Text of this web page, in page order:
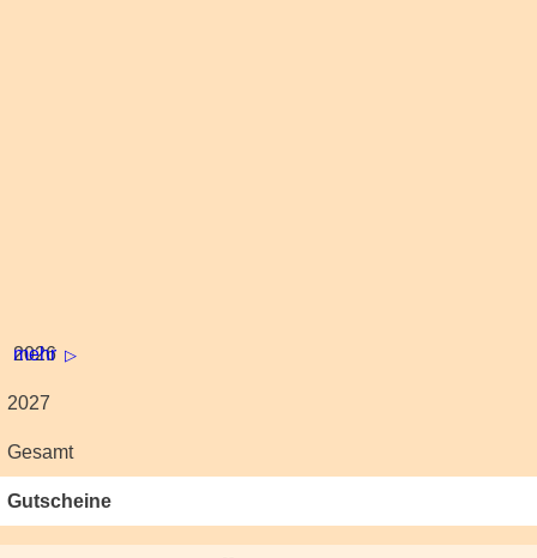
2026
2027
Gesamt
Gutscheine
mehr